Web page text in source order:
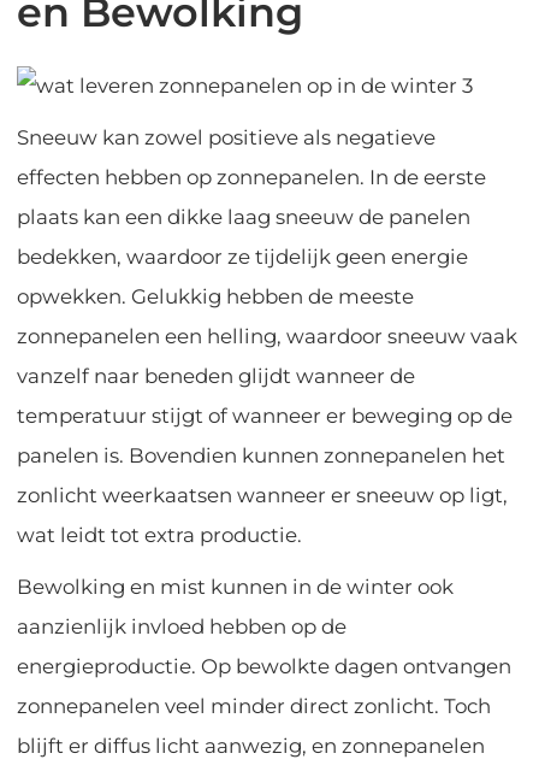
en Bewolking
Sneeuw kan zowel positieve als negatieve
effecten hebben op zonnepanelen. In de eerste
plaats kan een dikke laag sneeuw de panelen
bedekken, waardoor ze tijdelijk geen energie
opwekken. Gelukkig hebben de meeste
zonnepanelen een helling, waardoor sneeuw vaak
vanzelf naar beneden glijdt wanneer de
temperatuur stijgt of wanneer er beweging op de
panelen is. Bovendien kunnen zonnepanelen het
zonlicht weerkaatsen wanneer er sneeuw op ligt,
wat leidt tot extra productie.
Bewolking en mist kunnen in de winter ook
aanzienlijk invloed hebben op de
energieproductie. Op bewolkte dagen ontvangen
zonnepanelen veel minder direct zonlicht. Toch
blijft er diffus licht aanwezig, en zonnepanelen